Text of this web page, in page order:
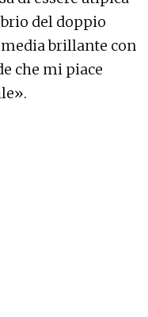
del doppio
brillante con
che mi piace